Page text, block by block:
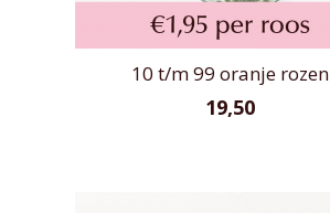
10 t/m 99 oranje rozen
19,50